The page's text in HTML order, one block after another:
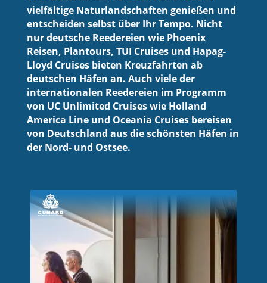
vielfältige Naturlandschaften genießen und
entscheiden selbst über Ihr Tempo. Nicht
nur deutsche Reedereien wie Phoenix
Reisen, Plantours, TUI Cruises und Hapag-
Lloyd Cruises bieten Kreuzfahrten ab
deutschen Häfen an. Auch viele der
internationalen Reedereien im Programm
von UC Unlimited Cruises wie Holland
America Line und Oceania Cruises bereisen
von Deutschland aus die schönsten Häfen in
der Nord- und Ostsee.